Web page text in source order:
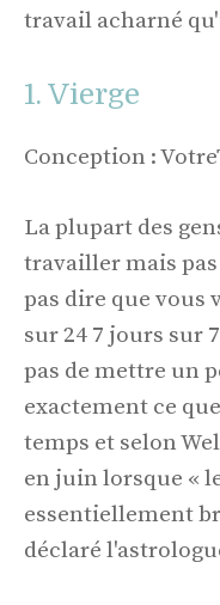
travail acharné
1. Vierge
Conception :
La plupart des
travailler mais pas
pas dire que vous
sur 24 7 jours sur
pas de mettre un
exactement ce
temps et selon
en juin lorsque «
essentiellement
déclaré